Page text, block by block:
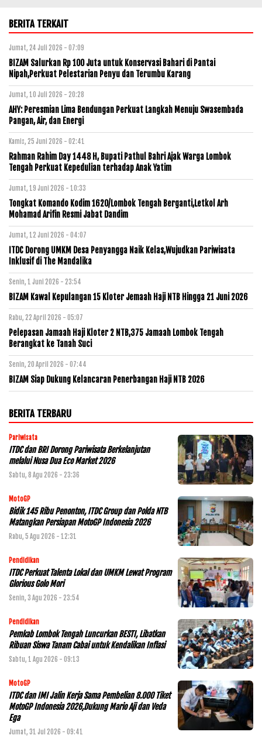
BERITA TERKAIT
Jumat, 24 Juli 2026 - 07:09
BIZAM Salurkan Rp 100 Juta untuk Konservasi Bahari di Pantai
Nipah,Perkuat Pelestarian Penyu dan Terumbu Karang
Jumat, 10 Juli 2026 - 20:28
AHY: Peresmian Lima Bendungan Perkuat Langkah Menuju Swasembada
Pangan, Air, dan Energi
Kamis, 25 Juni 2026 - 02:41
Rahman Rahim Day 1448 H, Bupati Pathul Bahri Ajak Warga Lombok
Tengah Perkuat Kepedulian terhadap Anak Yatim
Jumat, 19 Juni 2026 - 10:33
Tongkat Komando Kodim 1620/Lombok Tengah Berganti,Letkol Arh
Mohamad Arifin Resmi Jabat Dandim
Jumat, 12 Juni 2026 - 04:07
ITDC Dorong UMKM Desa Penyangga Naik Kelas,Wujudkan Pariwisata
Inklusif di The Mandalika
Senin, 1 Juni 2026 - 23:54
BIZAM Kawal Kepulangan 15 Kloter Jemaah Haji NTB Hingga 21 Juni 2026
Rabu, 22 April 2026 - 05:07
Pelepasan Jamaah Haji Kloter 2 NTB,375 Jamaah Lombok Tengah
Berangkat ke Tanah Suci
Senin, 20 April 2026 - 07:44
BIZAM Siap Dukung Kelancaran Penerbangan Haji NTB 2026
BERITA TERBARU
Pariwisata
ITDC dan BRI Dorong Pariwisata Berkelanjutan
melalui Nusa Dua Eco Market 2026
Sabtu, 8 Agu 2026 - 23:36
MotoGP
Bidik 145 Ribu Penonton, ITDC Group dan Polda NTB
Matangkan Persiapan MotoGP Indonesia 2026
Rabu, 5 Agu 2026 - 12:31
Pendidikan
ITDC Perkuat Talenta Lokal dan UMKM Lewat Program
Glorious Golo Mori
Senin, 3 Agu 2026 - 23:54
Pendidikan
Pemkab Lombok Tengah Luncurkan BESTI, Libatkan
Ribuan Siswa Tanam Cabai untuk Kendalikan Inflasi
Sabtu, 1 Agu 2026 - 09:13
MotoGP
ITDC dan IMI Jalin Kerja Sama Pembelian 8.000 Tiket
MotoGP Indonesia 2026,Dukung Mario Aji dan Veda
Ega
Jumat, 31 Jul 2026 - 09:41